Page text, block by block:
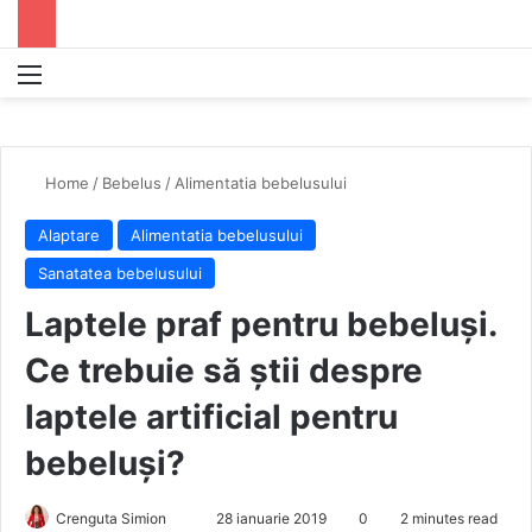
Home / Bebelus / Alimentatia bebelusului
Alaptare
Alimentatia bebelusului
Sanatatea bebelusului
Laptele praf pentru bebeluși.
Ce trebuie să știi despre
laptele artificial pentru
bebeluși?
Crenguta Simion 28 ianuarie 2019 0 2 minutes read